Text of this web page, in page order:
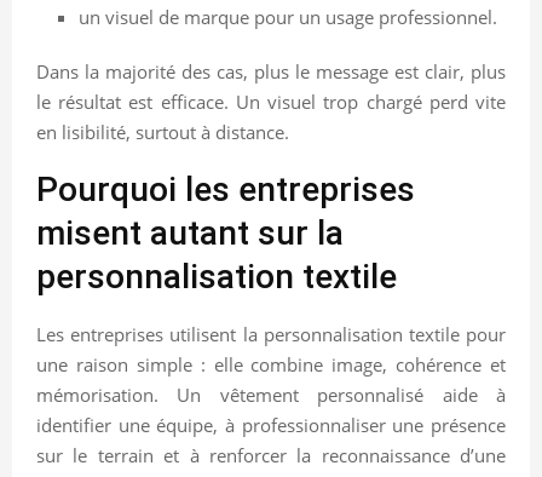
un visuel de marque pour un usage professionnel.
Dans la majorité des cas, plus le message est clair, plus
le résultat est efficace. Un visuel trop chargé perd vite
en lisibilité, surtout à distance.
Pourquoi les entreprises
misent autant sur la
personnalisation textile
Les entreprises utilisent la personnalisation textile pour
une raison simple : elle combine image, cohérence et
mémorisation. Un vêtement personnalisé aide à
identifier une équipe, à professionnaliser une présence
sur le terrain et à renforcer la reconnaissance d’une